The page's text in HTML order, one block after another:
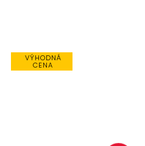
VÝHODNÁ
CENA